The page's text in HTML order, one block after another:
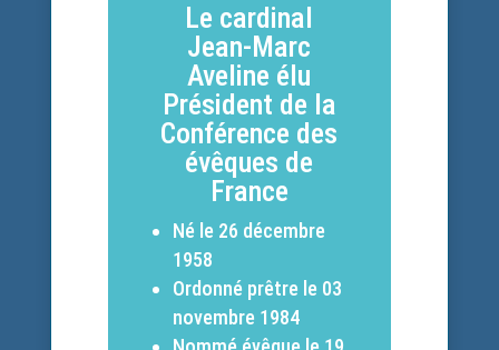
Le cardinal
Jean-Marc
Aveline élu
Président de la
Conférence des
évêques de
France
Né le 26 décembre
1958
Ordonné prêtre le 03
novembre 1984